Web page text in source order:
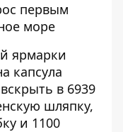
первым
море
ярмарки
капсула
в 6939
шляпку,
и 1100